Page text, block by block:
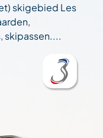
skigebied Les
skipassen....